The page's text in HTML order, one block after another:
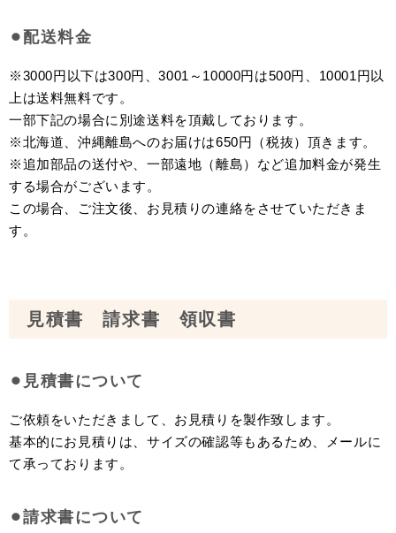
⚫︎配送料金
※3000円以下は300円、3001～10000円は500円、10001円以
上は送料無料です。
一部下記の場合に別途送料を頂戴しております。
※北海道、沖縄離島へのお届けは650円（税抜）頂きます。
※追加部品の送付や、一部遠地（離島）など追加料金が発生
する場合がございます。
この場合、ご注文後、お見積りの連絡をさせていただきま
す。
見積書 請求書 領収書
⚫︎見積書について
ご依頼をいただきまして、お見積りを製作致します。
基本的にお見積りは、サイズの確認等もあるため、メールに
て承っております。
⚫︎請求書について